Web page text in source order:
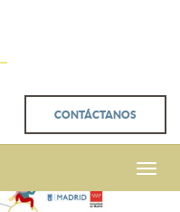
CONTÁCTANOS
Toggle